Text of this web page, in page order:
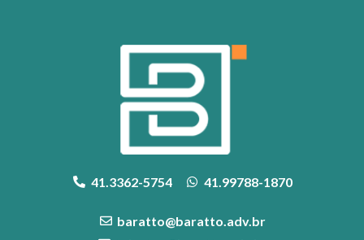
41.3362-5754 41.99788-1870
baratto@baratto.adv.br